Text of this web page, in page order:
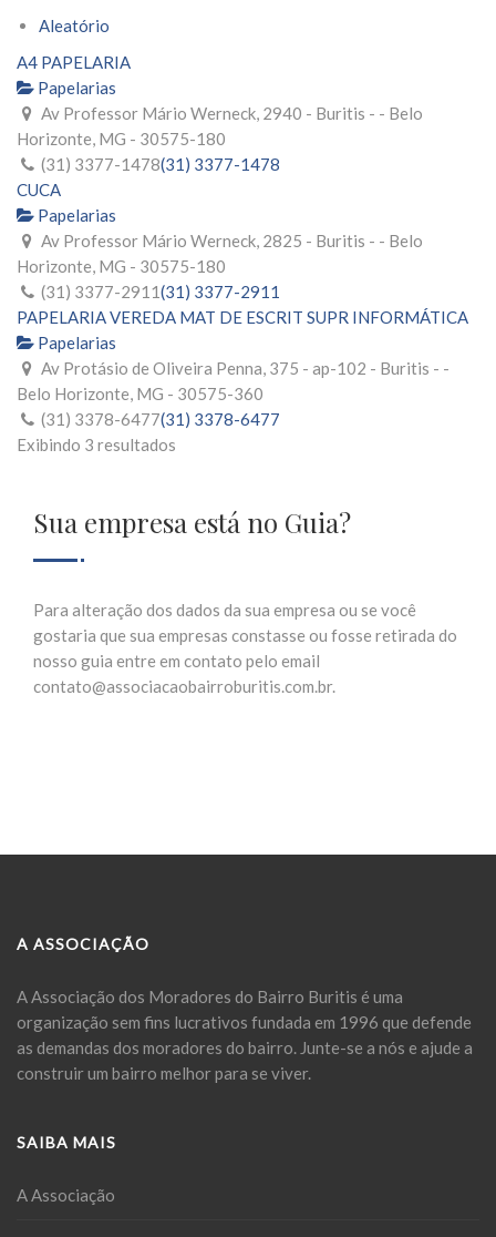
Aleatório
A4 PAPELARIA
Papelarias
Av Professor Mário Werneck, 2940 - Buritis - - Belo
Horizonte, MG - 30575-180
(31) 3377-1478(31) 3377-1478
CUCA
Papelarias
Av Professor Mário Werneck, 2825 - Buritis - - Belo
Horizonte, MG - 30575-180
(31) 3377-2911(31) 3377-2911
PAPELARIA VEREDA MAT DE ESCRIT SUPR INFORMÁTICA
Papelarias
Av Protásio de Oliveira Penna, 375 - ap-102 - Buritis - -
Belo Horizonte, MG - 30575-360
(31) 3378-6477(31) 3378-6477
Exibindo 3 resultados
Sua empresa está no Guia?
Para alteração dos dados da sua empresa ou se você
gostaria que sua empresas constasse ou fosse retirada do
nosso guia entre em contato pelo email
contato@associacaobairroburitis.com.br.
A ASSOCIAÇÃO
A Associação dos Moradores do Bairro Buritis é uma
organização sem fins lucrativos fundada em 1996 que defende
as demandas dos moradores do bairro. Junte-se a nós e ajude a
construir um bairro melhor para se viver.
SAIBA MAIS
A Associação